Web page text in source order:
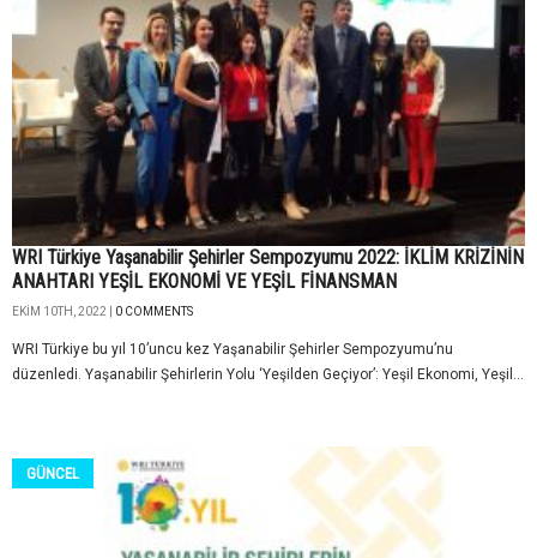
WRI Türkiye Yaşanabilir Şehirler Sempozyumu 2022: İKLİM KRİZİNİN
ANAHTARI YEŞİL EKONOMİ VE YEŞİL FİNANSMAN
EKIM 10TH, 2022 | 0 COMMENTS
WRI Türkiye bu yıl 10’uncu kez Yaşanabilir Şehirler Sempozyumu’nu
düzenledi. Yaşanabilir Şehirlerin Yolu ‘Yeşilden Geçiyor’: Yeşil Ekonomi, Yeşil...
GÜNCEL